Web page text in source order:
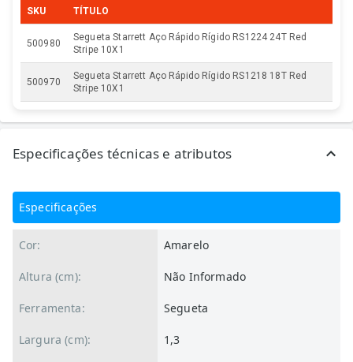
SKU TÍTULO
500980
Segueta Starrett Aço Rápido Rígido RS1224 24T Red
Stripe 10X1
500970
Segueta Starrett Aço Rápido Rígido RS1218 18T Red
Stripe 10X1
Especificações técnicas e atributos
Especificações
Cor: Amarelo
Altura (cm): Não Informado
Ferramenta: Segueta
Largura (cm): 1,3